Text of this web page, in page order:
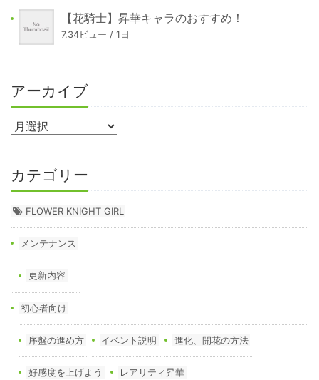
【花騎士】昇華キャラのおすすめ！
7.34ビュー / 1日
アーカイブ
カテゴリー
FLOWER KNIGHT GIRL
メンテナンス
更新内容
初心者向け
序盤の進め方 イベント説明 進化、開花の方法
好感度を上げよう レアリティ昇華